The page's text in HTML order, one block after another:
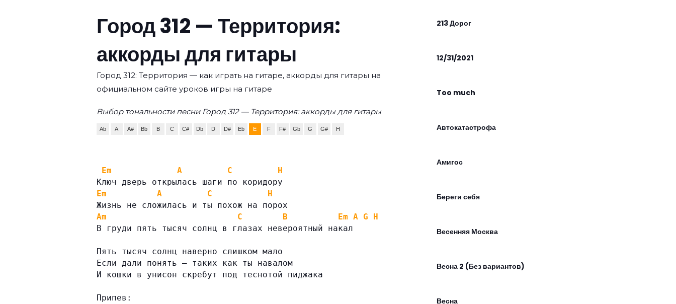
Город 312 — Территория:
аккорды для гитары
Город 312: Территория — как играть на гитаре, аккорды для гитары на
официальном сайте уроков игры на гитаре
Выбор тональности песни Город 312 — Территория: аккорды для гитары
Ab A A# Bb B C C# Db D D# Eb E F F# Gb G G# H
Em A C
H
Ключ дверь открылась шаги по коридору
Em
A C
H
Жизнь не сложилась и ты похож на порох
Am
C B Em A G
H
В груди пять тысяч солнц в глазах невероятный накал
Пять тысяч солнц наверно слишком мало
Если дали понять – таких как ты навалом
И кошки в унисон скребут под теснотой пиджака
Припев:
213 Дорог
12/31/2021
Too much
Автокатастрофа
Амигос
Береги себя
Весенняя Москва
Весна 2 (Без вариантов)
Весна